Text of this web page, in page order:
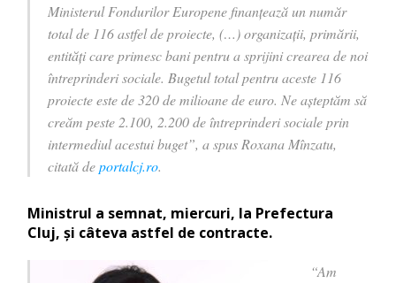
Ministerul Fondurilor Europene finanţează un număr
total de 116 astfel de proiecte, (…) organizaţii, primării,
entităţi care primesc bani pentru a sprijini crearea de noi
întreprinderi sociale. Bugetul total pentru aceste 116
proiecte este de 320 de milioane de euro. Ne aşteptăm să
creăm peste 2.100, 2.200 de întreprinderi sociale prin
intermediul acestui buget”, a spus Roxana Mînzatu,
citată deportalcj.ro.
Ministrul a semnat, miercuri, la Prefectura
Cluj, şi câteva astfel de contracte.
“Am